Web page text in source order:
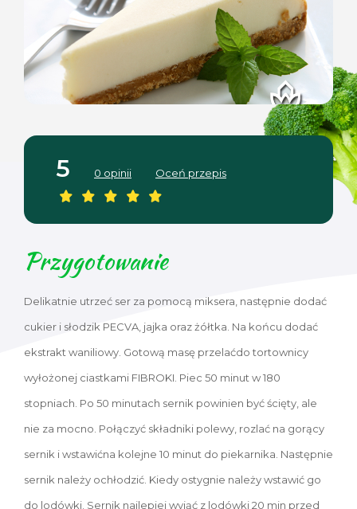
5 0 opinii Oceń przepis
Przygotowanie
Delikatnie utrzeć ser za pomocą miksera, następnie dodać
cukier i słodzik PECVA, jajka oraz żółtka. Na końcu dodać
ekstrakt waniliowy. Gotową masę przelaćdo tortownicy
wyłożonej ciastkami FIBROKI. Piec 50 minut w 180
stopniach. Po 50 minutach sernik powinien być ścięty, ale
nie za mocno. Połączyć składniki polewy, rozlać na gorący
sernik i wstawićna kolejne 10 minut do piekarnika. Następnie
sernik należy ochłodzić. Kiedy ostygnie należy wstawić go
do lodówki. Sernik najlepiej wyjąć z lodówki 20 min przed